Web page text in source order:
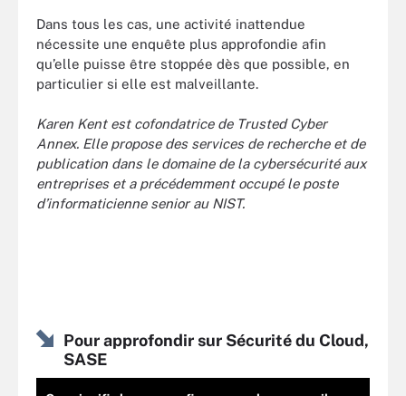
Dans tous les cas, une activité inattendue
nécessite une enquête plus approfondie afin
qu’elle puisse être stoppée dès que possible, en
particulier si elle est malveillante.
Karen Kent est cofondatrice de Trusted Cyber
Annex. Elle propose des services de recherche et de
publication dans le domaine de la cybersécurité aux
entreprises et a précédemment occupé le poste
d’informaticienne senior au NIST.
Pour approfondir sur Sécurité du Cloud,
SASE